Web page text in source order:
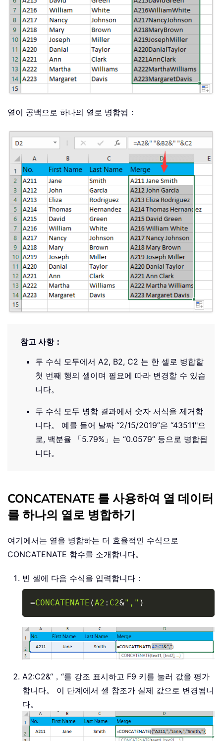
열이 공백으로 하나의 열로 병합됨：
참고 사항：
두 수식 모두에서 A2, B2, C2 는 한 셀로 병합할
첫 번째 행의 셀이며 필요에 따라 변경할 수 있습
니다。
두 수식 모두 병합 결과에서 숫자 서식을 제거합
니다。 예를 들어 날짜 “2/15/2019”은 “43511"으
로, 백분율 「5.79%」는 “0.0579” 등으로 병합됩
니다。
CONCATENATE 를 사용하여 열 데이터
를 하나의 열로 병합하기
여기에서는 열을 병합하는 더 효율적인 수식으로
CONCATENATE 함수를 소개합니다。
빈 셀에 다음 수식을 입력합니다：
=CONCATENATE (A2 : C2&"," )
A2:C2&“，“를 강조 표시하고 F9 키를 눌러 값을 평가
합니다。 이 단계에서 셀 참조가 실제 값으로 변경됩니
다。